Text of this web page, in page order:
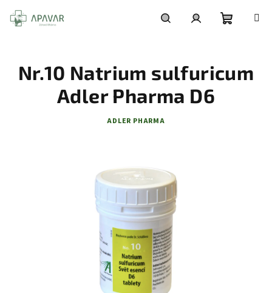
obsah
košík
Nr.10 Natrium sulfuricum
Adler Pharma D6
ADLER PHARMA